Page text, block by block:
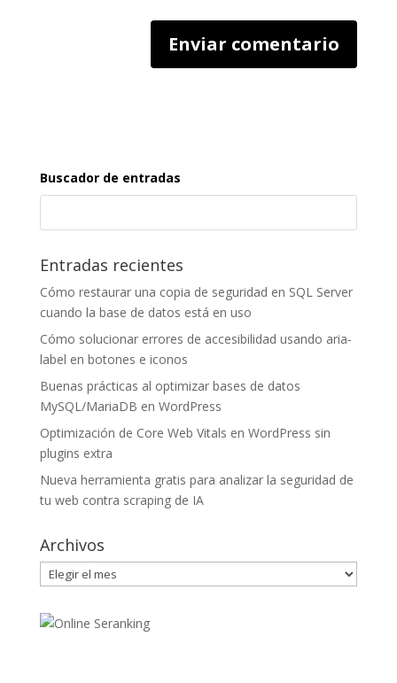
Buscador de entradas
Entradas recientes
Cómo restaurar una copia de seguridad en SQL Server
cuando la base de datos está en uso
Cómo solucionar errores de accesibilidad usando aria-
label en botones e iconos
Buenas prácticas al optimizar bases de datos
MySQL/MariaDB en WordPress
Optimización de Core Web Vitals en WordPress sin
plugins extra
Nueva herramienta gratis para analizar la seguridad de
tu web contra scraping de IA
Archivos
Archivos